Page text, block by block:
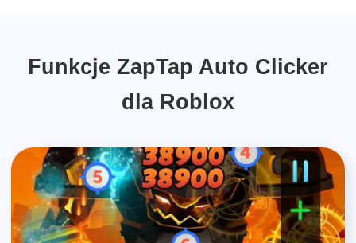
Funkcje ZapTap Auto Clicker
dla Roblox